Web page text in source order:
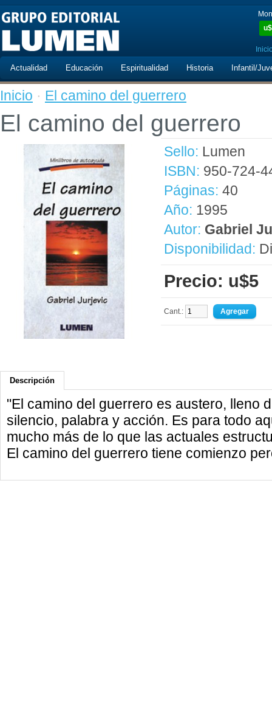
u$
Actualidad Educación Espiritualidad Historia Infantil/
Inicio · El camino del guerrero
El camino del guerrero
Sello: Lumen
ISBN: 950-724-
Páginas: 40
Año: 1995
Autor: Gabriel
Disponibilidad:
Precio: u$5
Cant.:
Descripción
"El camino del guerrero es austero, lleno
silencio, palabra y acción. Es para todo
mucho más de lo que las actuales
El camino del guerrero tiene comienzo